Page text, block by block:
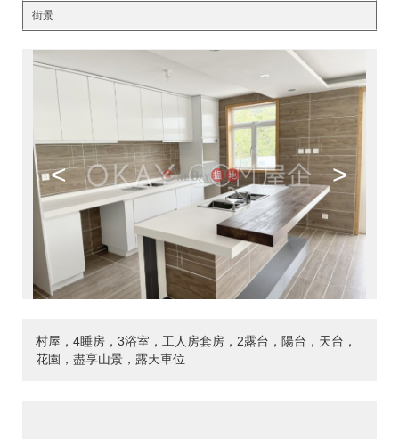
街景
< >
村屋，4睡房，3浴室，工人房套房，2露台，陽台，天台，
花園，盡享山景，露天車位